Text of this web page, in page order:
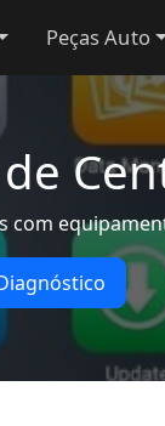
Peças Auto
com